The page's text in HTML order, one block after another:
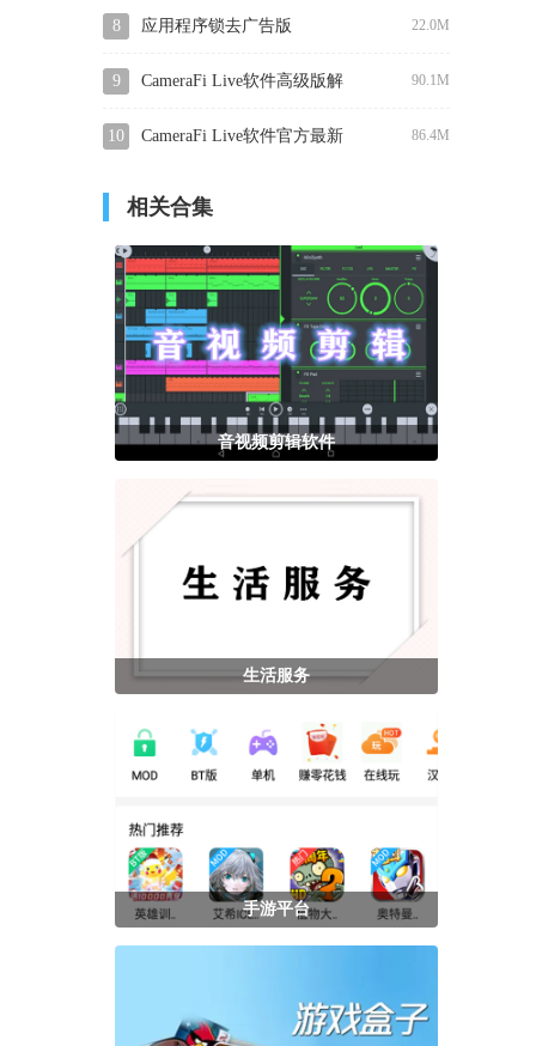
8 应用程序锁去广告版 22.0M
9 CameraFi Live软件高级版解
锁下载安装
90.1M
10 CameraFi Live软件官方最新 86.4M
相关合集
音视频剪辑软件
生活服务
手游平台